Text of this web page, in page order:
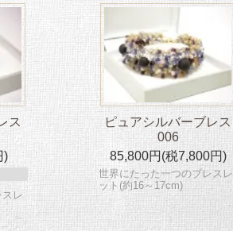
ス
)
レ
ピュアシルバーブレス
006
85,800円(税7,800円)
世界にたった一つのブレスレ
ット(約16～17cm)